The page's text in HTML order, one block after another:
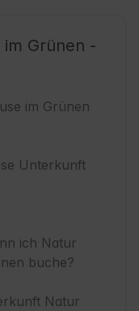
Grünen -
im Grünen
Unterkunft
ich Natur
buche?
Natur